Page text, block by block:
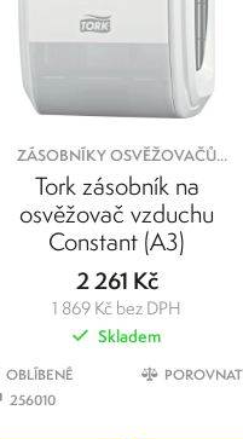
ZÁSOBNÍKY OSVĚŽOVAČŮ
VZDUCHU
Tork zásobník na
osvěžovač vzduchu
Constant (A3)
2 261 Kč
1 869 Kč bez DPH
Skladem
OBLÍBENÉ
POROVNAT
256010